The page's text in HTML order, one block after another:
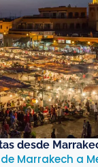
desde
Marrakech a